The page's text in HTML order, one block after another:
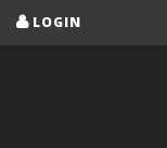
LOGIN